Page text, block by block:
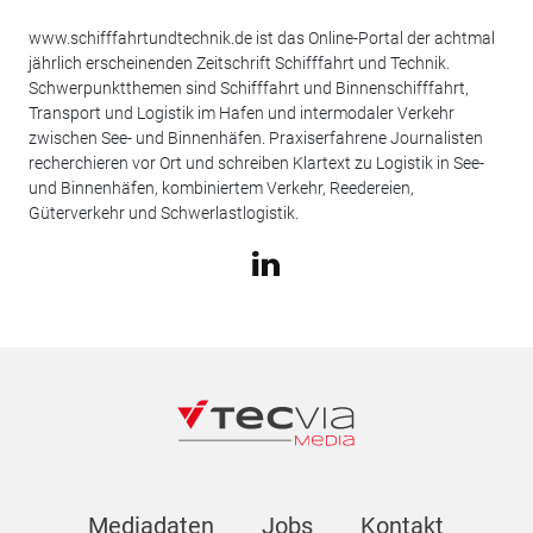
www.schifffahrtundtechnik.de ist das Online-Portal der achtmal
jährlich erscheinenden Zeitschrift Schifffahrt und Technik.
Schwerpunktthemen sind Schifffahrt und Binnenschifffahrt,
Transport und Logistik im Hafen und intermodaler Verkehr
zwischen See- und Binnenhäfen. Praxiserfahrene Journalisten
recherchieren vor Ort und schreiben Klartext zu Logistik in See-
und Binnenhäfen, kombiniertem Verkehr, Reedereien,
Güterverkehr und Schwerlastlogistik.
Mediadaten Jobs Kontakt